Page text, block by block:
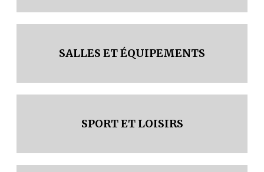
SALLES ET ÉQUIPEMENTS
SPORT ET LOISIRS